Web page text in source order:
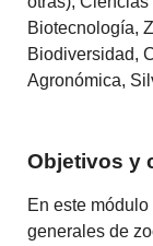
Biotecnología,
Biodiversidad,
Agronómica,
Objetivos y
En este
generales de